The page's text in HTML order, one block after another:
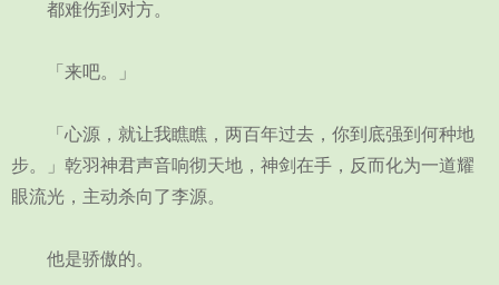
都难伤到对方。
「来吧。」
「心源，就让我瞧瞧，两百年过去，你到底强到何种地
步。」乾羽神君声音响彻天地，神剑在手，反而化为一道耀
眼流光，主动杀向了李源。
他是骄傲的。